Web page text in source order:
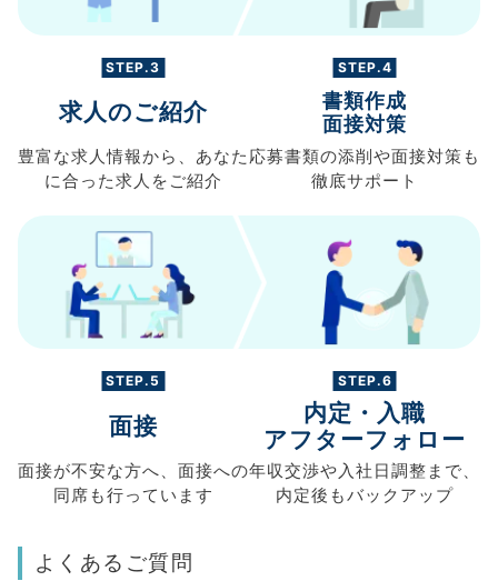
STEP.3
求人のご紹介
豊富な求人情報から、 あなた
に合った求人を ご紹介
STEP.4
書類作成
面接対策
応募書類の添削や面接対策も
徹底サポート
STEP.5
面接
面接が不安な方へ、 面接への
同席も行っています
STEP.6
内定・入職
アフターフォロー
年収交渉や入社日調整まで、
内定後もバックアップ
よくあるご質問